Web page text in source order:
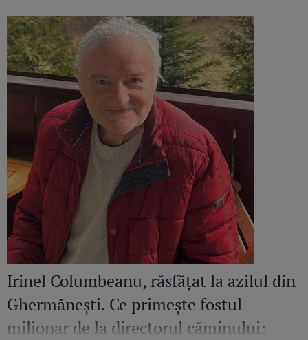
Irinel Columbeanu, răsfățat la azilul din
Ghermănești. Ce primește fostul
milionar de la directorul căminului: